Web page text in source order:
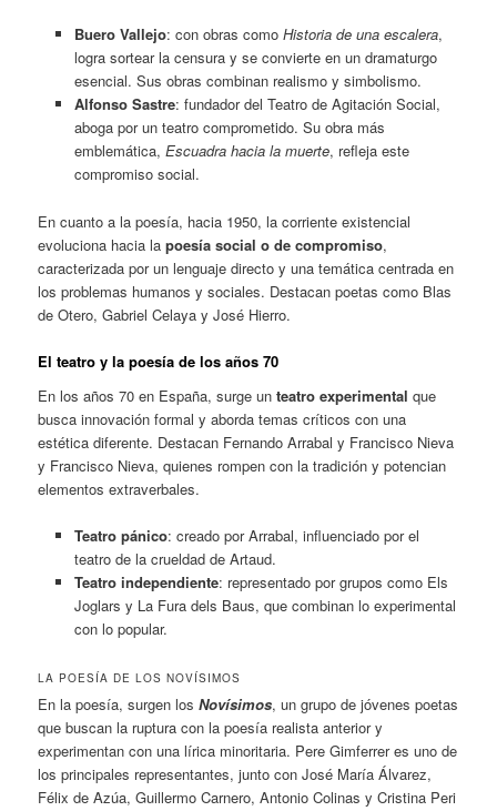
Buero Vallejo: con obras como Historia de una escalera,
logra sortear la censura y se convierte en un dramaturgo
esencial. Sus obras combinan realismo y simbolismo.
Alfonso Sastre: fundador del Teatro de Agitación Social,
aboga por un teatro comprometido. Su obra más
emblemática, Escuadra hacia la muerte, refleja este
compromiso social.
En cuanto a la poesía, hacia 1950, la corriente existencial
evoluciona hacia lapoesía social o de compromiso,
caracterizada por un lenguaje directo y una temática centrada en
los problemas humanos y sociales. Destacan poetas como Blas
de Otero, Gabriel Celaya y José Hierro.
El teatro y la poesía de los años 70
En los años 70 en España, surge unteatro experimental que
busca innovación formal y aborda temas críticos con una
estética diferente. Destacan Fernando Arrabal y Francisco Nieva
y Francisco Nieva, quienes rompen con la tradición y potencian
elementos extraverbales.
Teatro pánico: creado por Arrabal, influenciado por el
teatro de la crueldad de Artaud.
Teatro independiente: representado por grupos como Els
Joglars y La Fura dels Baus, que combinan lo experimental
con lo popular.
LA POESÍA DE LOS NOVÍSIMOS
En la poesía, surgen losNovísimos, un grupo de jóvenes poetas
que buscan la ruptura con la poesía realista anterior y
experimentan con una lírica minoritaria. Pere Gimferrer es uno de
los principales representantes, junto con José María Álvarez,
Félix de Azúa, Guillermo Carnero, Antonio Colinas y Cristina Peri